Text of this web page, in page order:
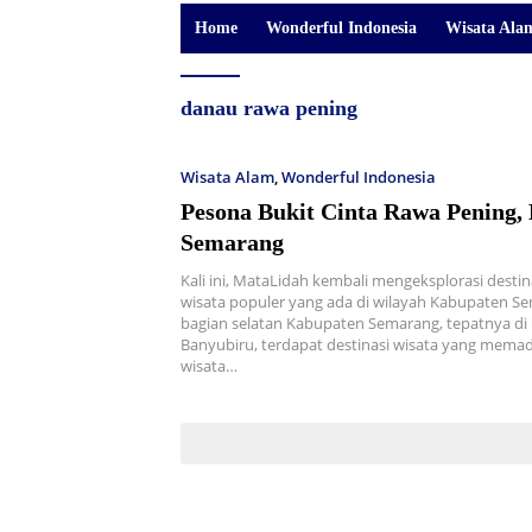
Home Wonderful Indonesia Wisata
danau rawa pening
Wisata Alam,Wonderful Indonesia
Pesona Bukit Cinta Rawa
Semarang
Kali ini, MataLidah kembali mengeksplorasi
wisata populer yang ada di wilayah Kabupaten
bagian selatan Kabupaten Semarang, tepatnya di
Banyubiru, terdapat destinasi wisata yang
wisata…